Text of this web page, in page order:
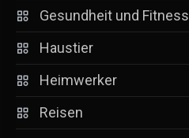
Gesundheit und Fitness
Haustier
Heimwerker
Reisen